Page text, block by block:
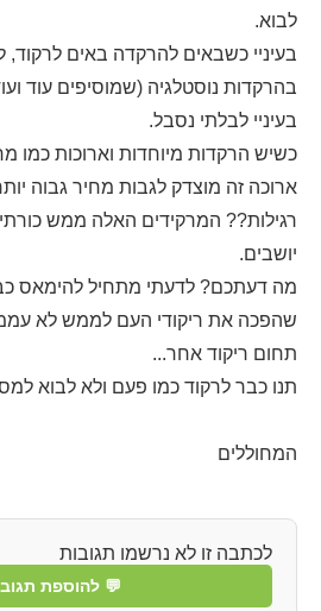
לבוא.
בעיניי כשבאים להרקדה באים
בהרקדות נוסטלגיה (שמוסיפים עוד
בעיניי לבלתי נסבל.
כשיש הרקדות מיוחדות וארוכות כמו
ארוכה זה מוצדק לגבות מחיר גבוה
רגילות?? המרקידים האלה ממש
יושבים.
מה דעתכם? לדעתי מתחיל להימאס
שהפכה את ריקודי העם לממש לא
תחום ריקוד אחר...
תנו כבר לרקוד כמו פעם ולא לבוא
המחוללים
לכתבה זו לא נרשמו תגובות
💬 להוספת